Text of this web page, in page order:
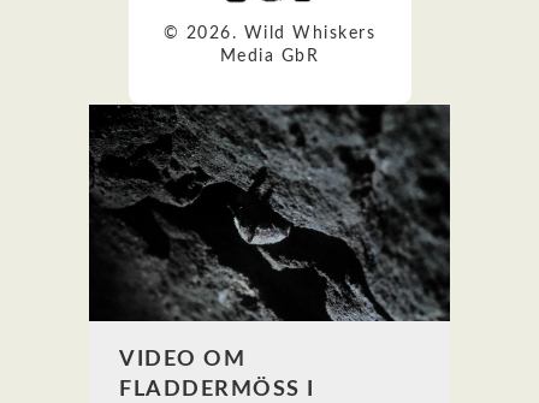
© 2026. Wild Whiskers
Media GbR
VIDEO OM
FLADDERMÖSS I